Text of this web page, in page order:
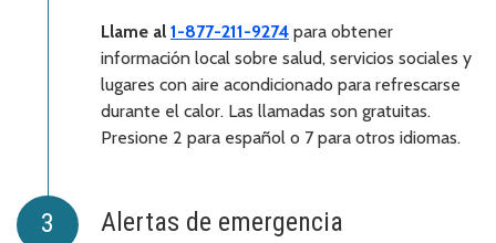
Llame al 1-877-211-9274 para obtener
información local sobre salud, servicios sociales y
lugares con aire acondicionado para refrescarse
durante el calor. Las llamadas son gratuitas.
Presione 2 para español o 7 para otros idiomas.
Alertas de emergencia